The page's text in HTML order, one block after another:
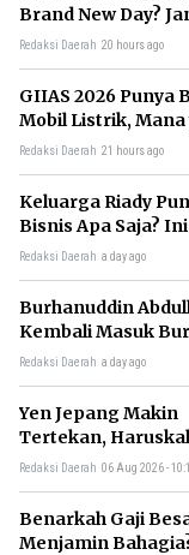
Brand New Day?
Lewatkan 6 Film
Redaksi Daerah 20 hours ago
GIIAS 2026 Punya
Mobil Listrik,
Cocok untuk Gaji
Redaksi Daerah 21 hours ago
Keluarga Riady
Bisnis Apa Saja?
Kerajaan Usahanya
Redaksi Daerah a day ago
Burhanuddin
Kembali Masuk
Gubernur BI, Ini
Redaksi Daerah a day ago
Yen Jepang Makin
Tertekan,
Ikut Khawatir?
Redaksi Daerah 06 Aug 2026 -
Benarkah Gaji
Menjamin